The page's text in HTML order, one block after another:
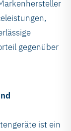
gegenüber
ist ein